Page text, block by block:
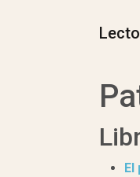
El